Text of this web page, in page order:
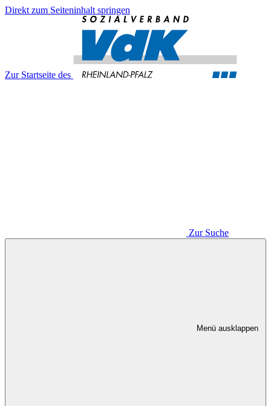
Direkt zum Seiteninhalt springen
Zur Startseite des
Zur Suche
Menü ausklappen